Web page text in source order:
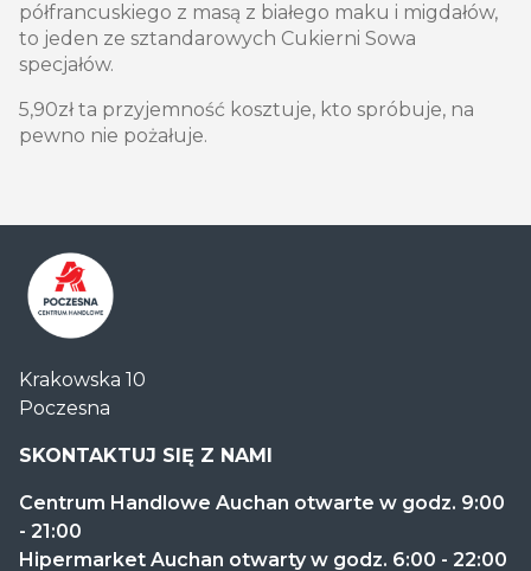
półfrancuskiego z masą z białego maku i migdałów,
to jeden ze sztandarowych Cukierni Sowa
specjałów.
5,90zł ta przyjemność kosztuje, kto spróbuje, na
pewno nie pożałuje.
Handlowe
Auchan
Częstochowa
Krakowska 10
Poczesna
SKONTAKTUJ SIĘ Z NAMI
Centrum Handlowe Auchan otwarte w godz. 9:00
- 21:00
Hipermarket Auchan otwarty w godz. 6:00 - 22:00